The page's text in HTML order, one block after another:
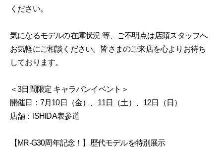
ください。
気になるモデルの在庫状況 等、ご不明点は店頭スタッフへ
お気軽にご相談ください。皆さまのご来店を心よりお待ち
しております。
＜3日間限定 キャラバンイベント＞
開催日：7月10日（金）、11日（土）、12日（日）
店舗：ISHIDA表参道
【MR-G30周年記念！】歴代モデルを特別展示